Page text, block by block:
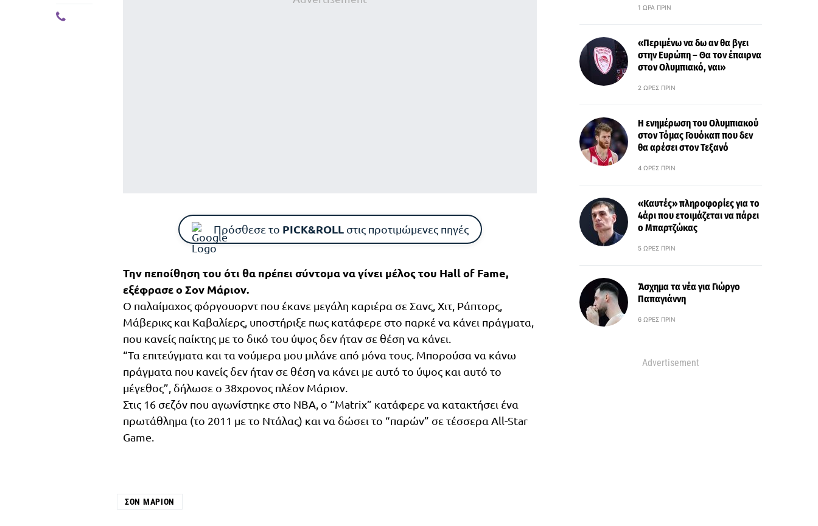
Πρόσθεσε το PICK&ROLL στις προτιμώμενες πηγές
Την πεποίθηση του ότι θα πρέπει σύντομα να γίνει μέλος του Hall of Fame,
εξέφρασε ο Σον Μάριον.
Ο παλαίμαχος φόργουορντ που έκανε μεγάλη καριέρα σε Σανς, Χιτ, Ράπτορς,
Μάβερικς και Καβαλίερς, υποστήριξε πως κατάφερε στο παρκέ να κάνει πράγματα,
που κανείς παίκτης με το δικό του ύψος δεν ήταν σε θέση να κάνει.
“Τα επιτεύγματα και τα νούμερα μου μιλάνε από μόνα τους. Μπορούσα να κάνω
πράγματα που κανείς δεν ήταν σε θέση να κάνει με αυτό το ύψος και αυτό το
μέγεθος”, δήλωσε ο 38χρονος πλέον Μάριον.
Στις 16 σεζόν που αγωνίστηκε στο NBA, ο “Matrix” κατάφερε να κατακτήσει ένα
πρωτάθλημα (το 2011 με το Ντάλας) και να δώσει το “παρών” σε τέσσερα All-Star
Game.
ΣΟΝ ΜΆΡΙΟΝ
1 ΏΡΑ ΠΡΙΝ
«Περιμένω να δω αν θα βγει
στην Ευρώπη – Θα τον έπαιρνα
στον Ολυμπιακό, ναι»
2 ΏΡΕΣ ΠΡΙΝ
Η ενημέρωση του Ολυμπιακού
στον Τόμας Γουόκαπ που δεν
θα αρέσει στον Τεξανό
4 ΏΡΕΣ ΠΡΙΝ
«Καυτές» πληροφορίες για το
4άρι που ετοιμάζεται να πάρει
ο Μπαρτζώκας
5 ΏΡΕΣ ΠΡΙΝ
Άσχημα τα νέα για Γιώργο
Παπαγιάννη
6 ΏΡΕΣ ΠΡΙΝ
Advertisement